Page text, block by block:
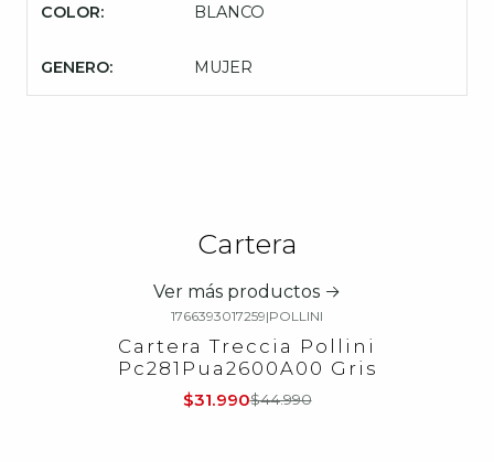
COLOR: BLANCO
GENERO: MUJER
Cartera
Ver más productos
OFF
1766393017259|POLLINI
Cartera Treccia Pollini
Pc281Pua2600A00 Gris
$31.990$44.990